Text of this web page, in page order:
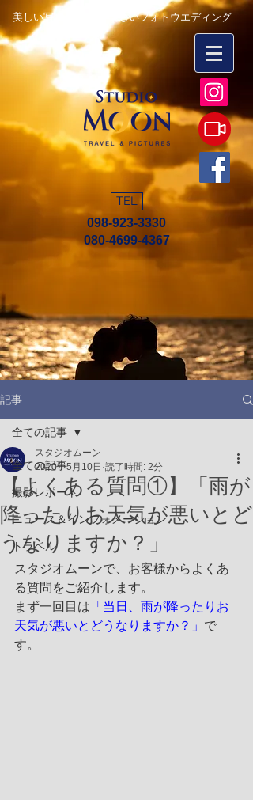
美しい写真を永遠に 楽しいフォトウエディング
TEL
098-923-3330
080-4699-4367
記事
全ての記事
撮影レポート
ニュース＆インフォメーション
トラベル
全ての記事
【よくある質問①】「雨が
降ったりお天気が悪いとど
うなりますか？」
スタジオムーン
2020年5月10日 読了時間: 2分
スタジオムーンで、お客様からよくあ
る質問をご紹介します。
まず一回目は 「当日、雨が降ったりお
天気が悪いとどうなりますか？」 で
す。